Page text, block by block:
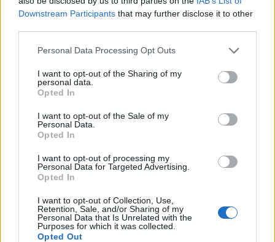
Downstream Participants that may further disclose it to other
Personal Data Processing Opt Outs
I want to opt-out of the Sharing of my
personal data.
Opted In
I want to opt-out of the Sale of my
Personal Data.
Opted In
I want to opt-out of processing my
Personal Data for Targeted Advertising.
Opted In
I want to opt-out of Collection, Use,
Retention, Sale, and/or Sharing of my
Personal Data that Is Unrelated with the
Purposes for which it was collected.
Opted Out
jajajajaaja perdona es que escribí con voz y se escribió lo que le
Resulta que quiero comprar un vagcom pero no encuentro
ninguno para un A4 B5 compatible con Windows 10.
me podrías decir qué cable es, o pasarme un enlace para
comprarlo, o explicarme como comprando uno no compatible
ahora si. gracias y perdona.
Responder
Athabasco
Publicado